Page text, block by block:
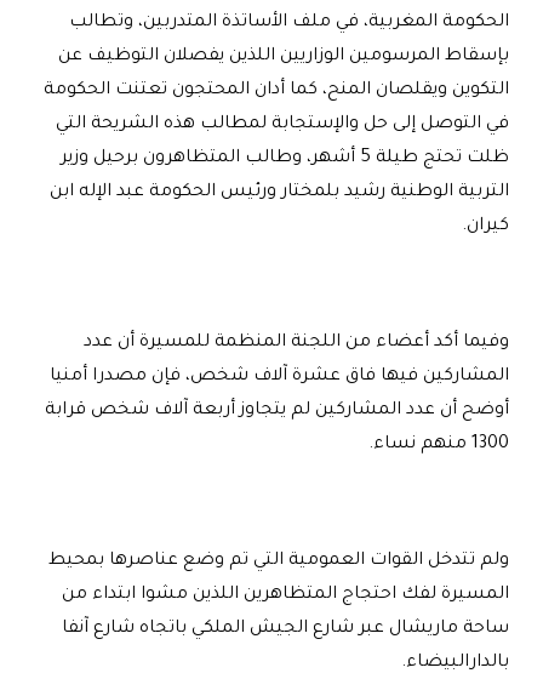
الحكومة المغربية، في ملف الأساتذة المتدربين، وتطالب
بإسقاط المرسومين الوزاريين اللذين يفصلان التوظيف عن
التكوين ويقلصان المنح، كما أدان المحتجون تعتنت الحكومة
في التوصل إلى حل والإستجابة لمطالب هذه الشريحة التي
ظلت تحتج طيلة 5 أشهر، وطالب المتظاهرون برحيل وزير
التربية الوطنية رشيد بلمختار ورئيس الحكومة عبد الإله ابن
كيران.
وفيما أكد أعضاء من اللجنة المنظمة للمسيرة أن عدد
المشاركين فيها فاق عشرة آلاف شخص، فإن مصدرا أمنيا
أوضح أن عدد المشاركين لم يتجاوز أربعة آلاف شخص قرابة
1300 منهم نساء
.
ولم تتدخل القوات العمومية التي تم وضع عناصرها بمحيط
المسيرة لفك احتجاج المتظاهرين اللذين مشوا ابتداء من
ساحة ماريشال عبر شارع الجيش الملكي باتجاه شارع آنفا
بالدارالبيضاء.